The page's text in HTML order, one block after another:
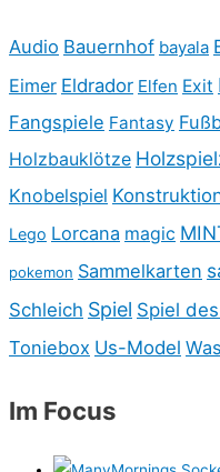
Audio Bauernhof bayala
Eimer Eldrador Elfen Exit
Fangspiele Fantasy
Holzbauklötze
Knobelspiel
Lego Lorcana magic
pokemon Sammelkarten
Schleich Spiel Spiel
Toniebox Us-Model
Im Focus